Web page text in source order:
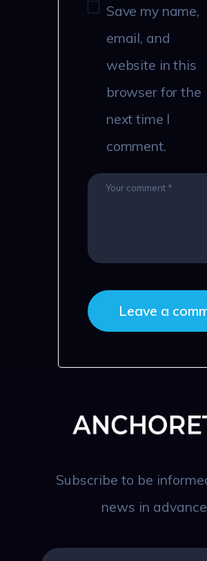
Save my name,
email, and
website in this
browser for the
next time I
comment.
Subscribe to be
news in advance